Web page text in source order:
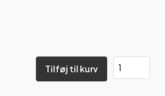
Tilføj til kurv